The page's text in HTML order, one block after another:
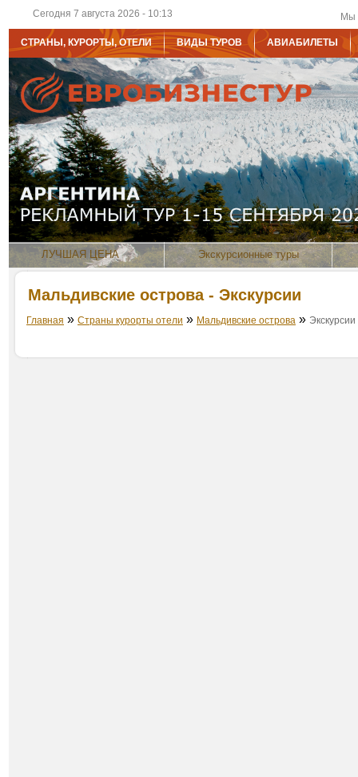
Сегодня 7 августа 2026 - 10:13 Мы
СТРАНЫ, КУРОРТЫ, ОТЕЛИ ВИДЫ ТУРОВ АВИАБИЛЕТЫ
ЛУЧШАЯ ЦЕНА Экскурсионные туры
Мальдивские острова - Экскурсии
Главная » Страны курорты отели » Мальдивские острова » Экскурсии